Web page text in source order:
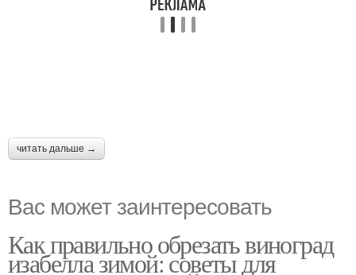
читать дальше →
Вас может заинтересовать
Как правильно обрезать виноград
изабелла зимой: советы для